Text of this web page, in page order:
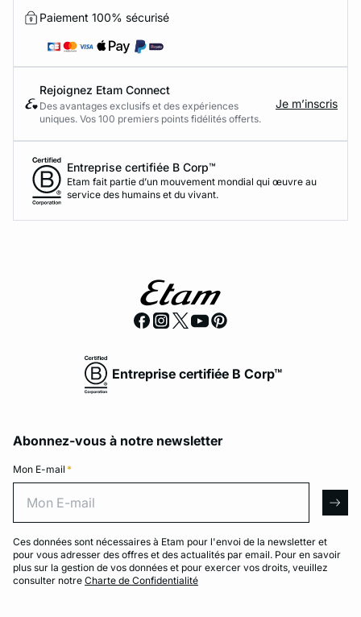
Paiement 100% sécurisé
Rejoignez Etam Connect
Des avantages exclusifs et des expériences
uniques. Vos 100 premiers points fidélités offerts.
Je m’inscris
Entreprise certifiée B Corp™
Etam fait partie d’un mouvement mondial qui œuvre au
service des humains et du vivant.
Entreprise certifiée B Corp™
Abonnez-vous à notre newsletter
Mon E-mail *
Ces données sont nécessaires à Etam pour l'envoi de la newsletter et
pour vous adresser des offres et des actualités par email. Pour en savoir
plus sur la gestion de vos données et pour exercer vos droits, veuillez
consulter notre Charte de Confidentialité